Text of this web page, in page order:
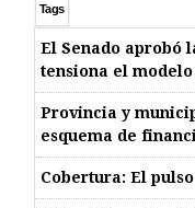
Tags
El Senado aprobó
tensiona el
Provincia y
esquema de
Cobertura: El